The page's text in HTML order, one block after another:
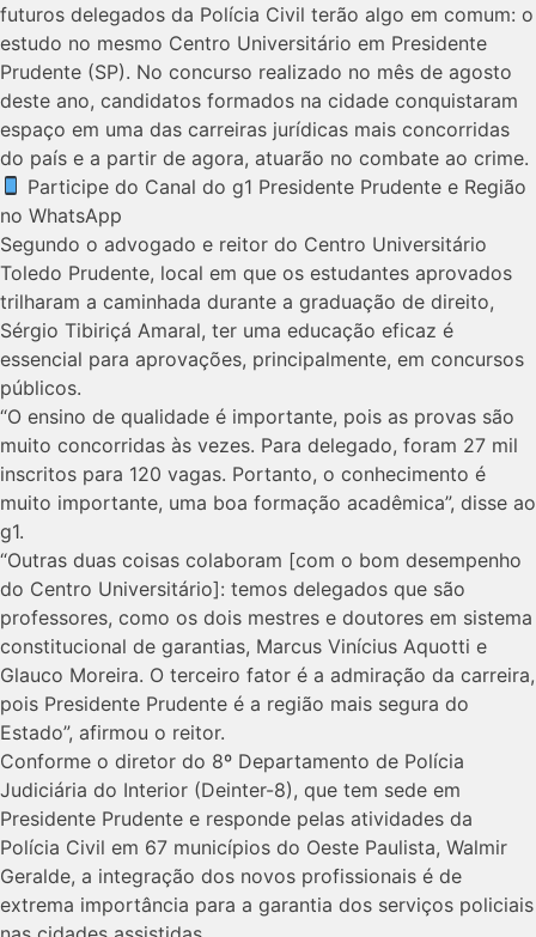
futuros delegados da Polícia Civil terão algo em comum: o
estudo no mesmo Centro Universitário em Presidente
Prudente (SP). No concurso realizado no mês de agosto
deste ano, candidatos formados na cidade conquistaram
espaço em uma das carreiras jurídicas mais concorridas
do país e a partir de agora, atuarão no combate ao crime.
Participe do Canal do g1 Presidente Prudente e Região
no WhatsApp
Segundo o advogado e reitor do Centro Universitário
Toledo Prudente, local em que os estudantes aprovados
trilharam a caminhada durante a graduação de direito,
Sérgio Tibiriçá Amaral, ter uma educação eficaz é
essencial para aprovações, principalmente, em concursos
públicos.
“O ensino de qualidade é importante, pois as provas são
muito concorridas às vezes. Para delegado, foram 27 mil
inscritos para 120 vagas. Portanto, o conhecimento é
muito importante, uma boa formação acadêmica”, disse ao
g1.
“Outras duas coisas colaboram [com o bom desempenho
do Centro Universitário]: temos delegados que são
professores, como os dois mestres e doutores em sistema
constitucional de garantias, Marcus Vinícius Aquotti e
Glauco Moreira. O terceiro fator é a admiração da carreira,
pois Presidente Prudente é a região mais segura do
Estado”, afirmou o reitor.
Conforme o diretor do 8º Departamento de Polícia
Judiciária do Interior (Deinter-8), que tem sede em
Presidente Prudente e responde pelas atividades da
Polícia Civil em 67 municípios do Oeste Paulista, Walmir
Geralde, a integração dos novos profissionais é de
extrema importância para a garantia dos serviços policiais